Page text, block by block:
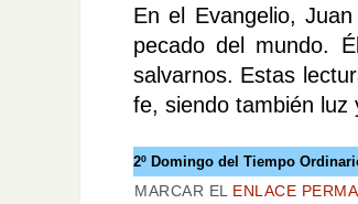
En el Evangelio,
pecado del mundo.
salvarnos. Estas
fe, siendo también luz
2º Domingo del Tiempo
MARCAR EL
ENLACE